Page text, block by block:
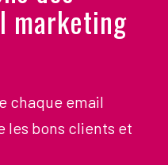
marketing
chaque email
les bons clients et